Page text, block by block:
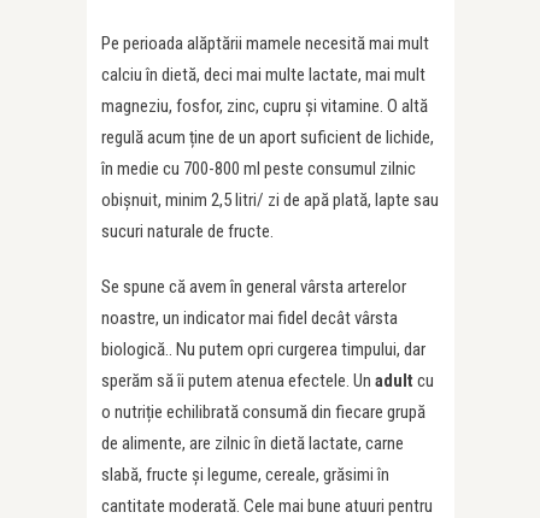
Pe perioada alăptării mamele necesită mai mult
calciu în dietă, deci mai multe lactate, mai mult
magneziu, fosfor, zinc, cupru și vitamine. O altă
regulă acum ține de un aport suficient de lichide,
în medie cu 700-800 ml peste consumul zilnic
obișnuit, minim 2,5 litri/ zi de apă plată, lapte sau
sucuri naturale de fructe.
Se spune că avem în general vârsta arterelor
noastre, un indicator mai fidel decât vârsta
biologică.. Nu putem opri curgerea timpului, dar
sperăm să îi putem atenua efectele. Un adult cu
o nutriție echilibrată consumă din fiecare grupă
de alimente, are zilnic în dietă lactate, carne
slabă, fructe și legume, cereale, grăsimi în
cantitate moderată. Cele mai bune atuuri pentru